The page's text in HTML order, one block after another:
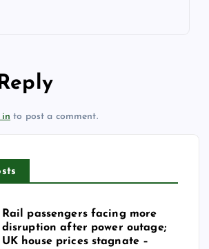
in to post a comment.
Rail passengers facing more
disruption after power outage;
UK house prices stagnate –